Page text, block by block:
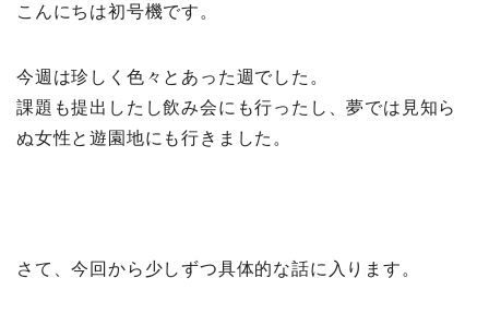
こんにちは初号機です。
今週は珍しく色々とあった週でした。
課題も提出したし飲み会にも行ったし、夢では見知ら
ぬ女性と遊園地にも行きました。
さて、今回から少しずつ具体的な話に入ります。